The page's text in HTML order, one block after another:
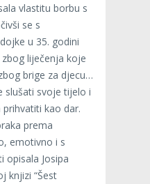
vlastitu borbu s
se s
u 35. godini
liječenja koje
brige za djecu…
slušati svoje tijelo i
kao dar.
prema
emotivno i s
opisala Josipa
knjizi “Šest